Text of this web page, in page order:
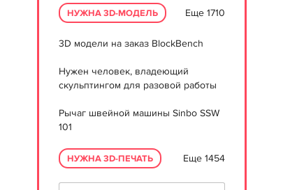
НУЖНА 3D-МОДЕЛЬ Еще 1710
3D модели на заказ BlockBench
Нужен человек, владеющий
скульптингом для разовой работы
Рычаг швейной машины Sinbo SSW
101
НУЖНА 3D-ПЕЧАТЬ Еще 1454